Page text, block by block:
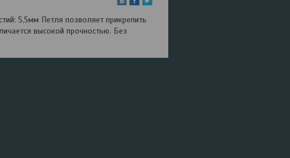
5,5мм Петля позволяет прикрепить
высокой прочностью. Без